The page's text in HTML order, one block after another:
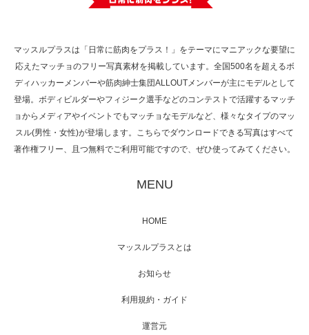
で紹介さ…
た（6/8放送）
映画「メカバース」舞台挨拶へマッスルプラ
【TV】NHK BS「COOL JAPAN 」にてマッス
マッスルプラスは「日常に筋肉をプラス！」をテーマにマニアックな要望に
応えたマッチョのフリー写真素材を掲載しています。全国500名を超えるボ
ディハッカーメンバーや筋肉紳士集団ALLOUTメンバーが主にモデルとして
登場。ボディビルダーやフィジーク選手などのコンテストで活躍するマッチ
ョからメディアやイベントでもマッチョなモデルなど、様々なタイプのマッ
スル(男性・女性)が登場します。こちらでダウンロードできる写真はすべて
著作権フリー、且つ無料でご利用可能ですので、ぜひ使ってみてください。
MENU
HOME
マッスルプラスとは
お知らせ
利用規約・ガイド
運営元